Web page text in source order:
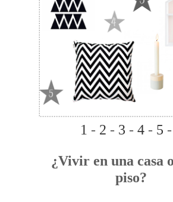
1 - 2 - 3 - 4- 5 -
¿Vivir en una casa
piso?